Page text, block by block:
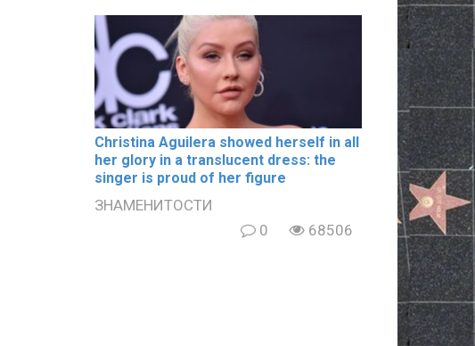
Christina Aguilera showed herself in all
her glory in a translucent dress: the
singer is proud of her figure
ЗНАМЕНИТОСТИ
0
68506